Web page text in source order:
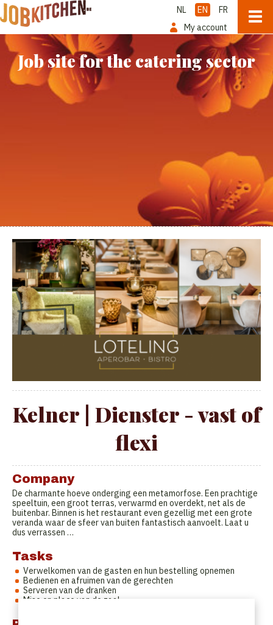
NL EN
FR
My account
Job site for the catering sector
Kelner | Dienster - vast of
flexi
Company
De charmante hoeve onderging een metamorfose. Een prachtige
speeltuin, een groot terras, verwarmd en overdekt, net als de
buitenbar. Binnen is het restaurant even gezellig met een grote
veranda waar de sfeer van buiten fantastisch aanvoelt. Laat u
dus verrassen …
Tasks
Verwelkomen van de gasten en hun bestelling opnemen
Bedienen en afruimen van de gerechten
Serveren van de dranken
Mise en place van de zaal